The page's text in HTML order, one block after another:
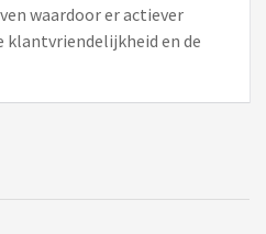
waardoor er actiever
klantvriendelijkheid en de